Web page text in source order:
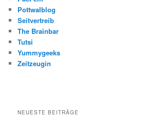
Pottwalblog
Seitvertreib
The Brainbar
Tutsi
Yummygeeks
Zeitzeugin
NEUESTE BEITRÄGE